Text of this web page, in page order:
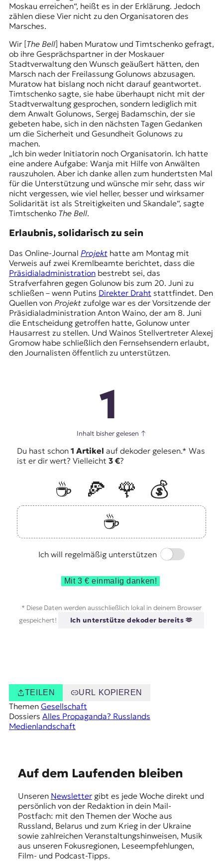
Moskau erreichen“, heißt es in der Erklärung. Jedoch
zählen diese Vier nicht zu den Organisatoren des
Marsches.
Wir [The Bell] haben Muratow und Timtschenko gefragt,
ob ihre Gesprächspartner in der Moskauer
Stadtverwaltung den Wunsch geäußert hätten, den
Marsch nach der Freilassung Golunows abzusagen.
Muratow hat bislang noch nicht darauf geantwortet.
Timtschenko sagte, sie habe überhaupt nicht mit der
Stadtverwaltung gesprochen, sondern lediglich mit
dem Anwalt Golunows, Sergej Badamschin, der sie
gebeten habe, sich in den nächsten Tagen Gedanken
um die Sicherheit und Gesundheit Golunows zu
machen.
„Ich bin weder Initiatorin noch Organisatorin. Ich hatte
eine andere Aufgabe: Wanja mit Hilfe von Anwälten
rauszuholen. Aber ich danke allen zum hundertsten Mal
für die Unterstützung und wünsche mir sehr, dass wir
nicht vergessen, wie viel heller, besser und wirksamer
Solidarität ist als Streitigkeiten und Skandale“, sagte
Timtschenko The Bell.
Erlaubnis, solidarisch zu sein
Das Online-Journal Projekthatte am Montag mit
Verweis auf zwei Kremlbeamte berichtet, dass die
Präsidialadministrationbestrebt sei, das
Strafverfahren gegen Golunow bis zum 20. Juni zu
schließen – wenn Putins Direkter Draht stattfindet. Den
Quellen von Projektzufolge war es der Vorsitzende der
Präsidialadministration Anton Waino, der am 8. Juni
die Entscheidung getroffen hatte, Golunow unter
Hausarrest zu stellen. Und Wainos Stellvertreter Alexej
Gromow habe schließlich den Fernsehsendern erlaubt,
den Journalisten öffentlich zu unterstützen.
1
Inhalt bisher gelesen ↑
Du hast schon 1 Artikel auf dekoder gelesen.* Was
ist er dir wert? Vielleicht 3 €?
☕️ 🍕 🌹
💰
☕️
Ich will regelmäßig unterstützen
Switch
Mit 3 € einmalig danken!
* Diese Daten werden ausschließlich lokal in deinem Browser
gespeichert!
Ich unterstütze dekoder bereits 🫶
TEILEN URL KOPIEREN
Themen Gesellschaft
Dossiers Alles Propaganda? Russlands
Medienlandschaft
Auf dem Laufenden bleiben
Unseren Newslettergibt es jede Woche direkt und
persönlich von der Redaktion in dein Mail-
Postfach: mit den Themen der Woche aus
Russland, Belarus und zum Krieg in der Ukraine
sowie zahlreichen Veranstaltungshinweisen, Musik
aus unseren Fokusregionen, Leseempfehlungen,
Film- und Podcast-Tipps.